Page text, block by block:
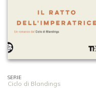
SERIE
Ciclo di Blandings